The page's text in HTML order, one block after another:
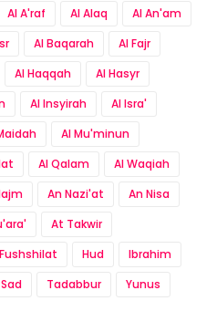
Al A'raf Al Alaq
Al An'am
Al Baqarah
Al Fajr
Al Haqqah
Al Hasyr
Al Insyirah
Al Isra'
Al Mu'minun
Al Qalam
Al Waqiah
An Nazi'at
An Nisa
At Takwir
Fushshilat Hud
Ibrahim
Sad Tadabbur Yunus